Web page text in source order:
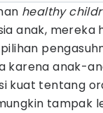
healthy
anak, mereka
karena anak-
kuat tentang
tampak